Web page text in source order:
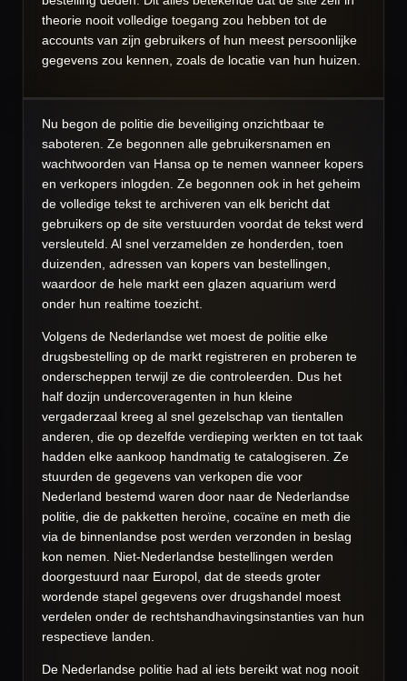
theorie nooit volledige toegang zou hebben tot de
accounts van zijn gebruikers of hun meest persoonlijke
gegevens zou kennen, zoals de locatie van hun huizen.
Nu begon de politie die beveiliging onzichtbaar te
saboteren. Ze begonnen alle gebruikersnamen en
wachtwoorden van Hansa op te nemen wanneer kopers
en verkopers inlogden. Ze begonnen ook in het geheim
de volledige tekst te archiveren van elk bericht dat
gebruikers op de site verstuurden voordat de tekst werd
versleuteld. Al snel verzamelden ze honderden, toen
duizenden, adressen van kopers van bestellingen,
waardoor de hele markt een glazen aquarium werd
onder hun realtime toezicht.
Volgens de Nederlandse wet moest de politie elke
drugsbestelling op de markt registreren en proberen te
onderscheppen terwijl ze die controleerden. Dus het
half dozijn undercoveragenten in hun kleine
vergaderzaal kreeg al snel gezelschap van tientallen
anderen, die op dezelfde verdieping werkten en tot taak
hadden elke aankoop handmatig te catalogiseren. Ze
stuurden de gegevens van verkopen die voor
Nederland bestemd waren door naar de Nederlandse
politie, die de pakketten heroïne, cocaïne en meth die
via de binnenlandse post werden verzonden in beslag
kon nemen. Niet-Nederlandse bestellingen werden
doorgestuurd naar Europol, dat de steeds groter
wordende stapel gegevens over drugshandel moest
verdelen onder de rechtshandhavingsinstanties van hun
respectieve landen.
De Nederlandse politie had al iets bereikt wat nog nooit